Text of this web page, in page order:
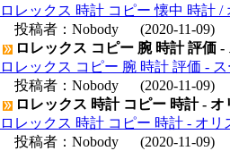
ロレックス 時計 コピー 懐中 時計 /
投稿者： Nobody (2020-11-09)
ロレックス コピー 腕 時計 評価
ロレックス コピー 腕 時計 評価 -
投稿者： Nobody (2020-11-09)
ロレックス 時計 コピー 時計 -
ロレックス 時計 コピー 時計 - オリ
投稿者： Nobody (2020-11-09)